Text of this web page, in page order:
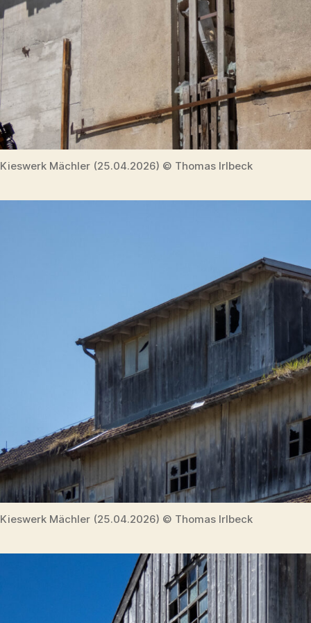
Kieswerk Mächler (25.04.2026) © Thomas Irlbeck
Kieswerk Mächler (25.04.2026) © Thomas Irlbeck